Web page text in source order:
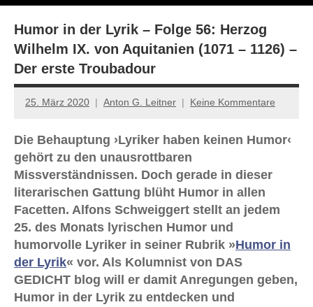
Lyrik,
Essay
Humor in der Lyrik – Folge 56: Herzog
Wilhelm IX. von Aquitanien (1071 – 1126) –
Der erste Troubadour
25. März 2020 Anton G. Leitner Keine Kommentare
Die Behauptung ›Lyriker haben keinen Humor‹
gehört zu den unausrottbaren
Missverständnissen. Doch gerade in dieser
literarischen Gattung blüht Humor in allen
Facetten. Alfons Schweiggert stellt an jedem
25. des Monats lyrischen Humor und
humorvolle Lyriker in seiner Rubrik »Humor in
der Lyrik« vor. Als Kolumnist von DAS
GEDICHT blog will er damit Anregungen geben,
Humor in der Lyrik zu entdecken und